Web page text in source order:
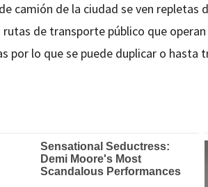
camión de la ciudad se ven
rutas de transporte público que
por lo que se puede duplicar o